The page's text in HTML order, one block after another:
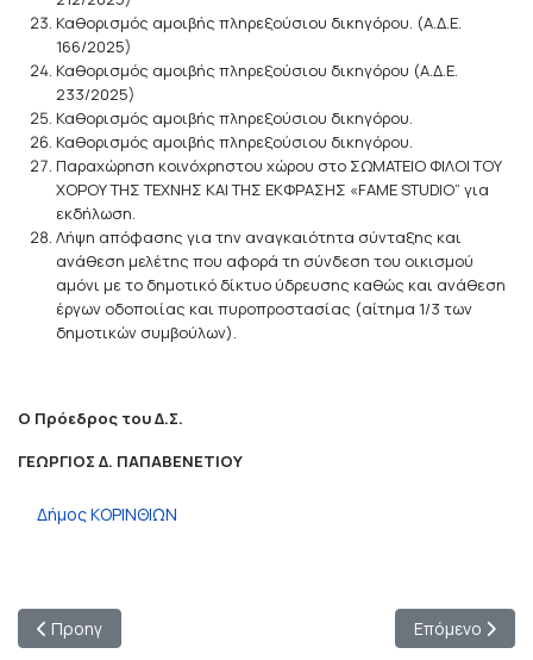
Καθορισμός αμοιβής πληρεξούσιου δικηγόρου. (Α.Δ.Ε.
166/2025)
Καθορισμός αμοιβής πληρεξούσιου δικηγόρου (Α.Δ.Ε.
233/2025)
Καθορισμός αμοιβής πληρεξούσιου δικηγόρου.
Καθορισμός αμοιβής πληρεξούσιου δικηγόρου.
Παραχώρηση κοινόχρηστου χώρου στο ΣΩΜΑΤΕΙΟ ΦΙΛΟΙ ΤΟΥ
ΧΟΡΟΥ ΤΗΣ ΤΕΧΝΗΣ ΚΑΙ ΤΗΣ ΕΚΦΡΑΣΗΣ «FAME STUDIO” για
εκδήλωση.
Λήψη απόφασης για την αναγκαιότητα σύνταξης και
ανάθεση μελέτης που αφορά τη σύνδεση του οικισμού
αμόνι με το δημοτικό δίκτυο ύδρευσης καθώς και ανάθεση
έργων οδοποιίας και πυροπροστασίας (αίτημα 1/3 των
δημοτικών συμβούλων).
Ο Πρόεδρος του Δ.Σ.
ΓΕΩΡΓΙΟΣ Δ. ΠΑΠΑΒΕΝΕΤΙΟΥ
Δήμος ΚΟΡΙΝΘΙΩΝ
Προηγούμενο άρθρο: Εργαστήριο εκπαίδευσης
Προηγ Επόμενο
Επόμενο